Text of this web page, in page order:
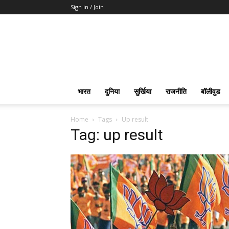
Sign in / Join
भारत दुनिया सुर्खिया राजनीति बॉलीवुड
Home Tags Up result
Tag: up result